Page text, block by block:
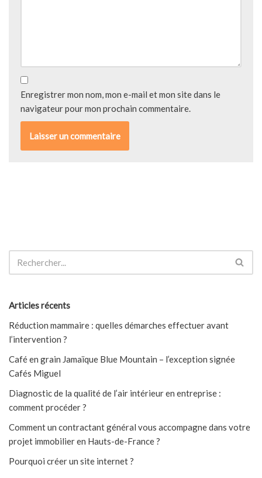
Enregistrer mon nom, mon e-mail et mon site dans le
navigateur pour mon prochain commentaire.
Articles récents
Réduction mammaire : quelles démarches effectuer avant
l’intervention ?
Café en grain Jamaïque Blue Mountain – l’exception signée
Cafés Miguel
Diagnostic de la qualité de l’air intérieur en entreprise :
comment procéder ?
Comment un contractant général vous accompagne dans votre
projet immobilier en Hauts-de-France ?
Pourquoi créer un site internet ?